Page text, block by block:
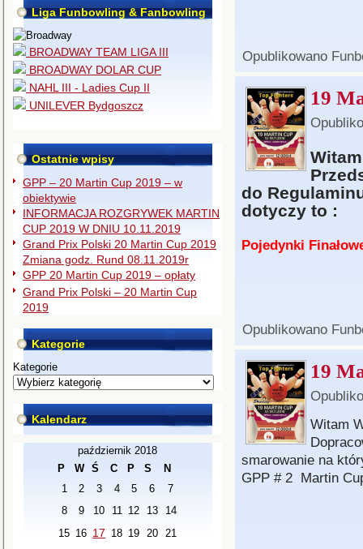
Liga Funbowling & Fanbowling
BROADWAY TEAM LIGA III
BROADWAY DOLAR CUP
NAHL III - Ladies Cup II
UNILEVER Bydgoszcz
Ostatnie wpisy
GPP – 20 Martin Cup 2019 – w
obiektywie
INFORMACJA ROZGRYWEK MARTIN
CUP 2019 W DNIU 10.11.2019
Grand Prix Polski 20 Martin Cup 2019
Zmiana godz. Rund 08.11.2019r
GPP 20 Martin Cup 2019 – opłaty
Grand Prix Polski – 20 Martin Cup
2019
Kategorie
Kategorie
Kalendarz
październik 2018
P
W Ś C P S N
1 2 3 4 5 6
7
8
9 10 11 12 13
14
15 16 17 18 19 20
21
Opublikowano
19
do
dotyczy to :
Pojedynki
Opublikowano
19
Witam
smarowanie na
GPP # 2 Martin